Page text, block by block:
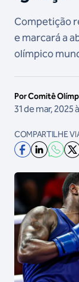
Competição
e marcará a
olímpico
Por Comitê
31 de mar, 2025
COMPARTILHE